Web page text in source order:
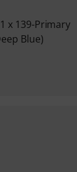
x 139-Primary
Blue)